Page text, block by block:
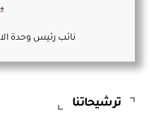
نائب رئيس وحدة
ترشيحاتنا